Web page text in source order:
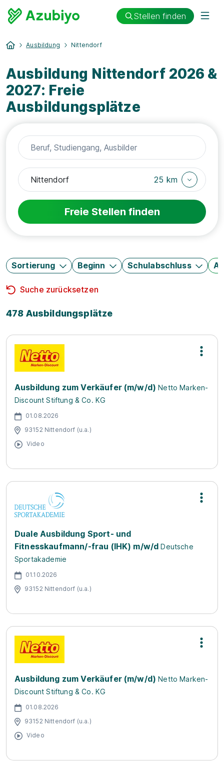
Stellen finden
Ausbildung Nittendorf
Ausbildung Nittendorf 2026 &
2027: Freie
Ausbildungsplätze
25 km
Freie Stellen finden
Sortierung Beginn Schulabschluss
Suche zurücksetzen
478 Ausbildungsplätze
Ausbildung zum Verkäufer (m/w/d) Netto Marken-
Discount Stiftung & Co. KG
01.08.2026
93152 Nittendorf (u.a.)
Video
Duale Ausbildung Sport- und
Fitnesskaufmann/-frau (IHK) m/w/d Deutsche
Sportakademie
01.10.2026
93152 Nittendorf (u.a.)
Ausbildung zum Verkäufer (m/w/d) Netto Marken-
Discount Stiftung & Co. KG
01.08.2026
93152 Nittendorf (u.a.)
Video